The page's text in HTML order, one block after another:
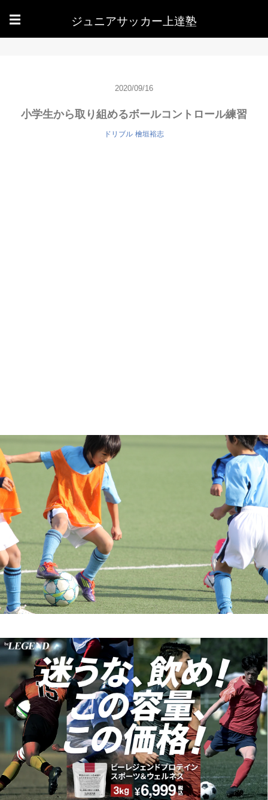
☰ ジュニアサッカー上達塾
2020/09/16
小学生から取り組めるボールコントロール練習
ドリブル 檜垣裕志